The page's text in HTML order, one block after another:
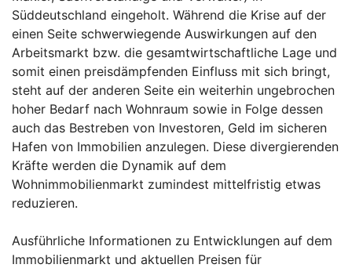
Süddeutschland eingeholt. Während die Krise auf der
einen Seite schwerwiegende Auswirkungen auf den
Arbeitsmarkt bzw. die gesamtwirtschaftliche Lage und
somit einen preisdämpfenden Einfluss mit sich bringt,
steht auf der anderen Seite ein weiterhin ungebrochen
hoher Bedarf nach Wohnraum sowie in Folge dessen
auch das Bestreben von Investoren, Geld im sicheren
Hafen von Immobilien anzulegen. Diese divergierenden
Kräfte werden die Dynamik auf dem
Wohnimmobilienmarkt zumindest mittelfristig etwas
reduzieren.
Ausführliche Informationen zu Entwicklungen auf dem
Immobilienmarkt und aktuellen Preisen für